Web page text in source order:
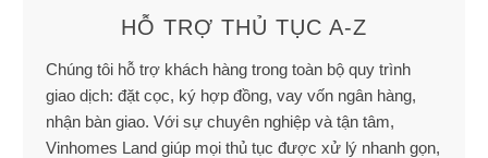
HỖ TRỢ THỦ TỤC A-Z
Chúng tôi hỗ trợ khách hàng trong toàn bộ quy trình
giao dịch: đặt cọc, ký hợp đồng, vay vốn ngân hàng,
nhận bàn giao. Với sự chuyên nghiệp và tận tâm,
Vinhomes Land giúp mọi thủ tục được xử lý nhanh gọn,